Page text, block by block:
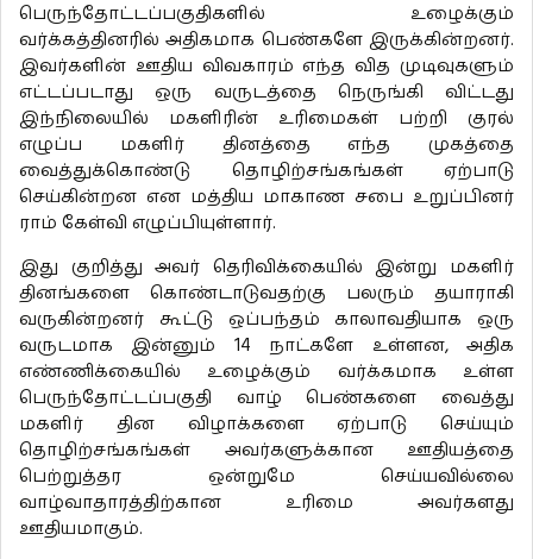
பெருந்தோட்டப்பகுதிகளில் உழைக்கும்
வர்க்கத்தினரில் அதிகமாக பெண்களே இருக்கின்றனர்.
இவர்களின் ஊதிய விவகாரம் எந்த வித முடிவுகளும்
எட்டப்படாது ஒரு வருடத்தை நெருங்கி விட்டது
இந்நிலையில் மகளிரின் உரிமைகள் பற்றி குரல்
எழுப்ப மகளிர் தினத்தை எந்த முகத்தை
வைத்துக்கொண்டு தொழிற்சங்கங்கள் ஏற்பாடு
செய்கின்றன என மத்திய மாகாண சபை உறுப்பினர்
ராம் கேள்வி எழுப்பியுள்ளார்.
இது குறித்து அவர் தெரிவிக்கையில் இன்று மகளிர்
தினங்களை கொண்டாடுவதற்கு பலரும் தயாராகி
வருகின்றனர் கூட்டு ஒப்பந்தம் காலாவதியாக ஒரு
வருடமாக இன்னும் 14 நாட்களே உள்ளன, அதிக
எண்ணிக்கையில் உழைக்கும் வர்க்கமாக உள்ள
பெருந்தோட்டப்பகுதி வாழ் பெண்களை வைத்து
மகளிர் தின விழாக்களை ஏற்பாடு செய்யும்
தொழிற்சங்கங்கள் அவர்களுக்கான ஊதியத்தை
பெற்றுத்தர ஒன்றுமே செய்யவில்லை
வாழ்வாதாரத்திற்கான உரிமை அவர்களது
ஊதியமாகும்.